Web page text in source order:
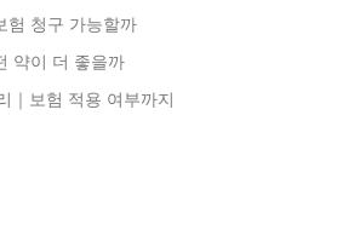
험 청구 가능할까
약이 더 좋을까
｜보험 적용 여부까지